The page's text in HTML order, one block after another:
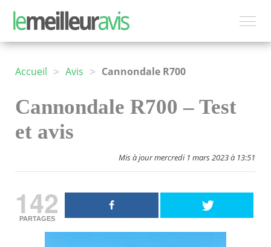
Accueil > Avis > Cannondale R700
Cannondale R700 – Test
et avis
Mis à jour mercredi 1 mars 2023 à 13:51
142
PARTAGES